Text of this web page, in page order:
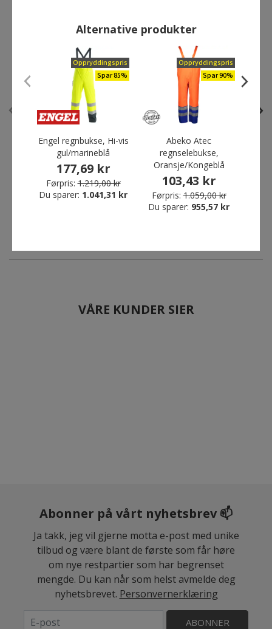
ANDRE HAR OGSÅ KJØPT
Oppryddingspris
Spar 85%
Engel regnbukse, Hi-vis
gul/marineblå
177,69 kr
Oppryddingspris
Spar 82%
Ocean Comfort Light
regnjakke, Hi-Vis Gul
177,69 kr
Førpris: 979,00 kr
Alternative produkter
Oppryddingspris
Spar 85%
Engel regnbukse, Hi-vis
gul/marineblå
177,69 kr
Førpris: 1.219,00 kr
Du sparer: 1.041,31 kr
Oppryddingspris
Spar 90%
Abeko Atec
regnselebukse,
Oransje/Kongeblå
103,43 kr
Førpris: 1.059,00 kr
Du sparer: 955,57 kr
VÅRE KUNDER SIER
Abonner på vårt nyhetsbrev 📫
Ja takk, jeg vil gjerne motta e-post med unike
tilbud og være blant de første som får høre
om nye restpartier som har begrenset
mengde. Du kan når som helst avmelde deg
nyhetsbrevet. Personvernerklæring
ABONNER